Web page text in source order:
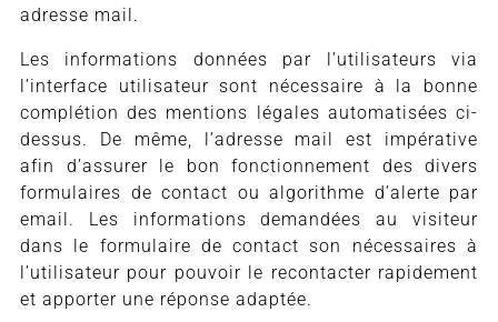
adresse mail.
Les informations données par l’utilisateurs via
l’interface utilisateur sont nécessaire à la bonne
complétion des mentions légales automatisées ci-
dessus. De même, l’adresse mail est impérative
afin d’assurer le bon fonctionnement des divers
formulaires de contact ou algorithme d’alerte par
email. Les informations demandées au visiteur
dans le formulaire de contact son nécessaires à
l’utilisateur pour pouvoir le recontacter rapidement
et apporter une réponse adaptée.